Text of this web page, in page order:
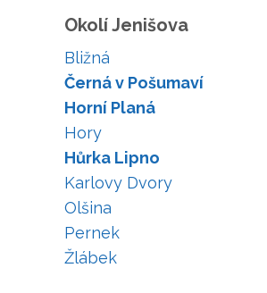
Okolí Jenišova
Bližná
Černá v Pošumaví
Horní Planá
Hory
Hůrka Lipno
Karlovy Dvory
Olšina
Pernek
Žlábek